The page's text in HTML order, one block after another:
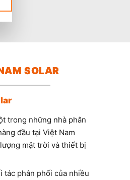
SOLAR
trong những nhà phân
đầu tại Việt Nam
mặt trời và thiết bị
tác phân phối của nhiều